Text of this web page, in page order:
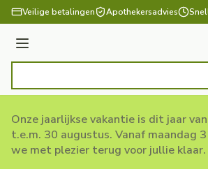
Ga naar de inhoud
Veilige betalingen Apothekersadvies
Menu
Onze jaarlijkse vakantie is dit jaar
t.e.m. 30 augustus. Vanaf maandag
we met plezier terug voor jullie klaar.